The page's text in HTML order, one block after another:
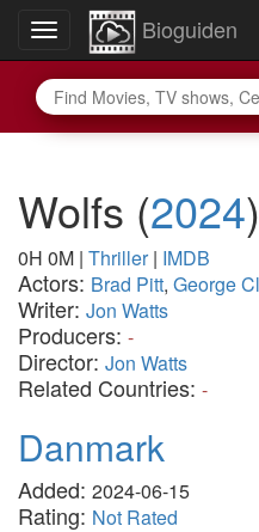
Toggle
navigation
Bioguiden
Wolfs (2024)
0H 0M | Thriller| IMDB
Actors: Brad Pitt, George
Writer: Jon Watts
Producers: -
Director: Jon Watts
Related Countries: -
Danmark
Added: 2024-06-15
Rating: Not Rated